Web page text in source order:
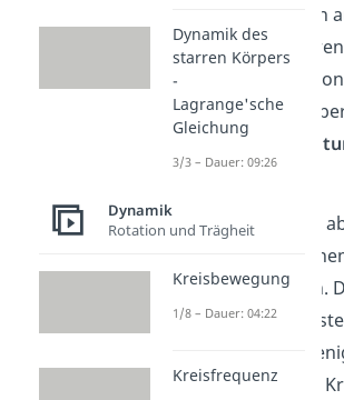
Außerdem wirken
auch keine
denn sie sind
dem Kasten, mit
gültig.
Wenn der Kasten
kannst du von
Systemsprechen.
innerhalb des
mehr als auch
Manche äußeren
Dynamik des
starren Körpers
-
Lagrange'sche
Gleichung
3/3 – Dauer: 09:26
Dynamik
Rotation und Trägheit
Kreisbewegung
1/8 – Dauer: 04:22
Kreisfrequenz